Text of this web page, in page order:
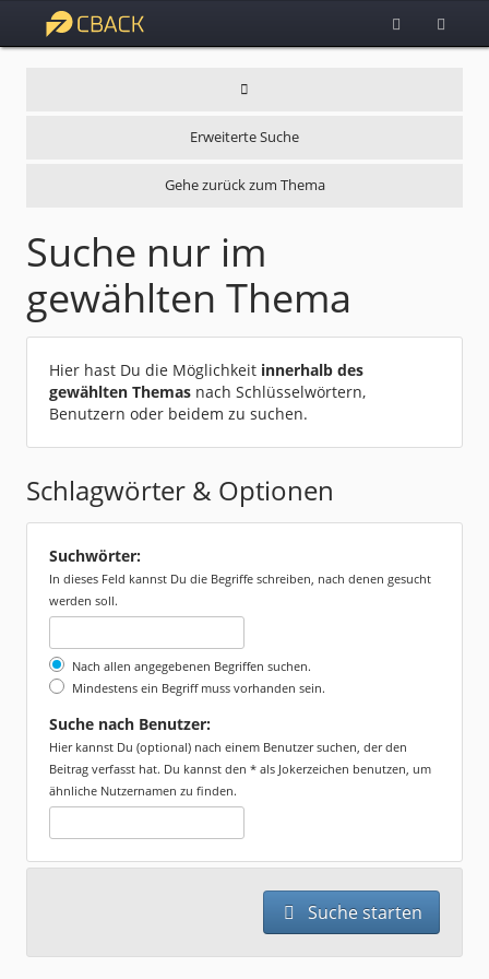
Erweiterte Suche
Gehe zurück zum Thema
Suche nur im
gewählten Thema
Hier hast Du die Möglichkeit innerhalb des
gewählten Themas nach Schlüsselwörtern,
Benutzern oder beidem zu suchen.
Schlagwörter & Optionen
Suchwörter:
In dieses Feld kannst Du die Begriffe schreiben, nach denen gesucht
werden soll.
Nach allen angegebenen Begriffen suchen.
Mindestens ein Begriff muss vorhanden sein.
Suche nach Benutzer:
Hier kannst Du (optional) nach einem Benutzer suchen, der den
Beitrag verfasst hat. Du kannst den * als Jokerzeichen benutzen, um
ähnliche Nutzernamen zu finden.
Suche starten